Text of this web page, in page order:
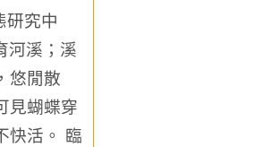
研究中
河溪；溪
悠閒散
見蝴蝶穿
快活。 臨